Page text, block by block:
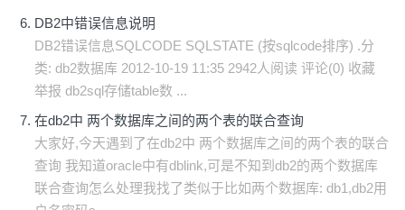
DB2中错误信息说明
DB2错误信息SQLCODE SQLSTATE (按sqlcode排序) .分
类: db2数据库 2012-10-19 11:35 2942人阅读 评论(0) 收藏
举报 db2sql存储table数 ...
在db2中 两个数据库之间的两个表的联合查询
大家好,今天遇到了在db2中 两个数据库之间的两个表的联合
查询 我知道oracle中有dblink,可是不知到db2的两个数据库
联合查询怎么处理我找了类似于比如两个数据库: db1,db2用